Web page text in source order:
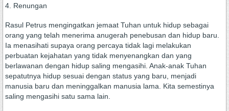
4. Renungan
Rasul Petrus mengingatkan jemaat Tuhan untuk hidup sebagai
orang yang telah menerima anugerah penebusan dan hidup baru.
Ia menasihati supaya orang percaya tidak lagi melakukan
perbuatan kejahatan yang tidak menyenangkan dan yang
berlawanan dengan hidup saling mengasihi. Anak-anak Tuhan
sepatutnya hidup sesuai dengan status yang baru, menjadi
manusia baru dan meninggalkan manusia lama. Kita semestinya
saling mengasihi satu sama lain.